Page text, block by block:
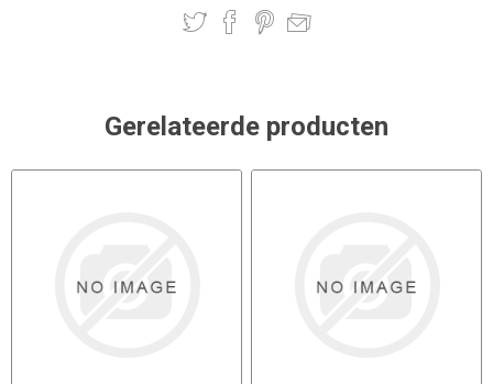
Gerelateerde producten